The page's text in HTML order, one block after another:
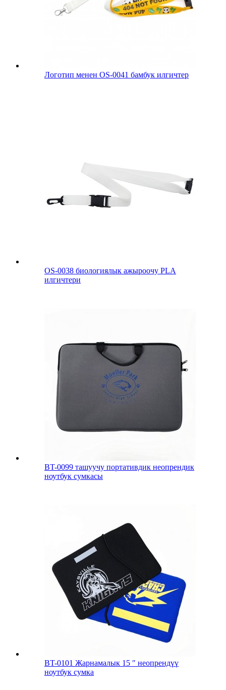
Логотип менен OS-0041 бамбук илгичтер
OS-0038 биологиялык ажыроочу PLA
илгичтери
BT-0099 ташуучу портативдик неопрендик
ноутбук сумкасы
BT-0101 Жарнамалык 15 ″ неопрендүү
ноутбук сумка